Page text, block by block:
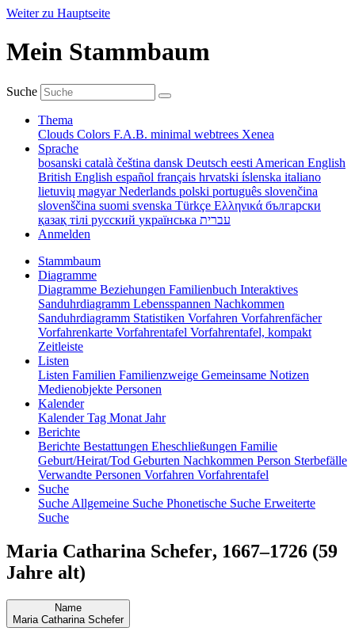
Weiter zu Hauptseite
Mein Stammbaum
Suche
Thema
Clouds Colors F.A.B. minimal webtrees Xenea
Sprache
bosanski català čeština dansk Deutsch eesti American English
British English español français hrvatski íslenska italiano
lietuvių magyarNederlands polski português slovenčina
slovenščina suomi svenska Türkçe Ελληνικά български
қазақ тілі русский українська עברית
Anmelden
Stammbaum
Diagramme
Diagramme Beziehungen Familienbuch Interaktives
Sanduhrdiagramm Lebensspannen Nachkommen
Sanduhrdiagramm Statistiken Vorfahren Vorfahrenfächer
Vorfahrenkarte Vorfahrentafel Vorfahrentafel, kompakt
Zeitleiste
Listen
Listen Familien Familienzweige Gemeinsame Notizen
Medienobjekte Personen
Kalender
KalenderTag Monat Jahr
Berichte
Berichte Bestattungen Eheschließungen Familie
Geburt/Heirat/Tod Geburten Nachkommen Person Sterbefälle
Verwandte Personen Vorfahren Vorfahrentafel
Suche
Suche Allgemeine Suche Phonetische Suche Erweiterte
Suche
Maria Catharina Schefer, 1667–1726 (59
Jahre alt)
Name
Maria Catharina Schefer